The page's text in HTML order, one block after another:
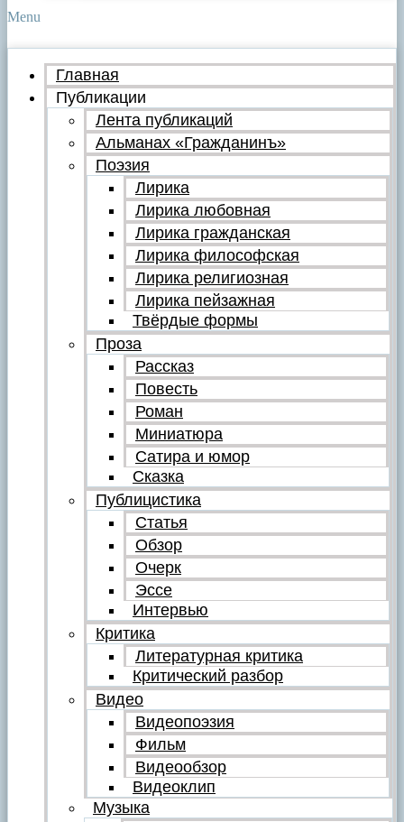
Menu
Главная
Публикации
Лента публикаций
Альманах «Гражданинъ»
Поэзия
Лирика
Лирика любовная
Лирика гражданская
Лирика философская
Лирика религиозная
Лирика пейзажная
Твёрдые формы
Проза
Рассказ
Повесть
Роман
Миниатюра
Сатира и юмор
Сказка
Публицистика
Статья
Обзор
Очерк
Эссе
Интервью
Критика
Литературная критика
Критический разбор
Видео
Видеопоэзия
Фильм
Видеообзор
Видеоклип
Музыка